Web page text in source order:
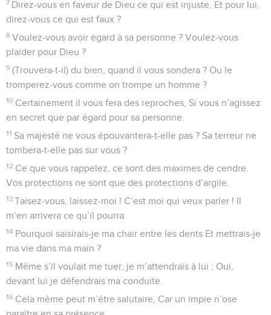
7 Direz-vous en faveur de Dieu ce qui est injuste, Et pour lui,
direz-vous ce qui est faux ?
8 Voulez-vous avoir égard à sa personne ? Voulez-vous
plaider pour Dieu ?
9 (Trouvera-t-il) du bien, quand il vous sondera ? Ou le
tromperez-vous comme on trompe un homme ?
10 Certainement il vous fera des reproches, Si vous n’agissez
en secret que par égard pour sa personne.
11 Sa majesté ne vous épouvantera-t-elle pas ? Sa terreur ne
tombera-t-elle pas sur vous ?
12 Ce que vous rappelez, ce sont des maximes de cendre.
Vos protections ne sont que des protections d’argile.
13 Taisez-vous, laissez-moi ! C’est moi qui veux parler ! Il
m’en arrivera ce qu’il pourra.
14 Pourquoi saisirais-je ma chair entre les dents Et mettrais-je
ma vie dans ma main ?
15 Même s’il voulait me tuer, je m’attendrais à lui ; Oui,
devant lui je défendrais ma conduite.
16 Cela même peut m’être salutaire, Car un impie n’ose